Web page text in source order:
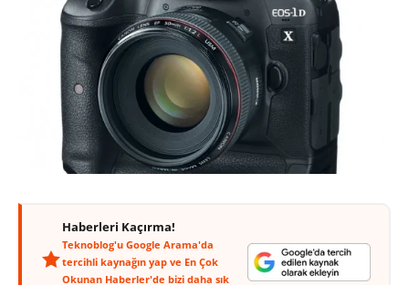
Haberleri Kaçırma!
Teknoblog'u Google Arama'da
tercihli kaynağın yap ve En Çok
Okunan Haberler'de bizi daha sık